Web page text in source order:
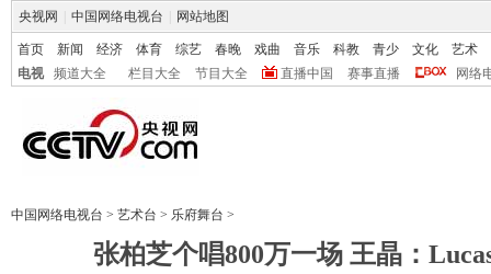
央视网 中国网络电视台 网站地图
首页 新闻 经济 体育 综艺 春晚 戏曲 音乐 科教 青少 文化
艺术
电视
频道大全 栏目大全 节目大全 直播中国 赛事直播 网络
中国网络电视台 > 艺术台 > 乐府舞台 >
张柏芝个唱800万一场 王晶：